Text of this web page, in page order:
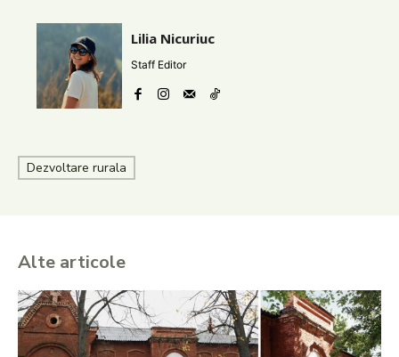
Lilia Nicuriuc
Staff Editor
Dezvoltare rurala
Alte articole